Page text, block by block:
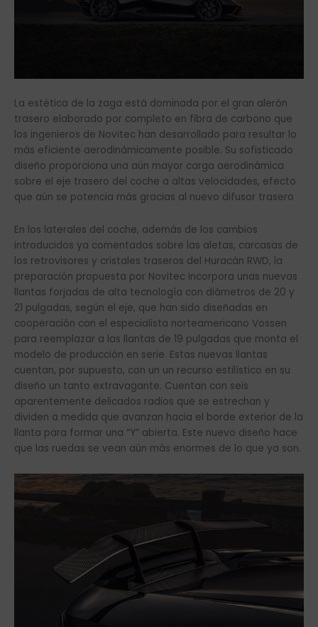
La estética de la zaga está dominada por el gran alerón
trasero elaborado por completo en fibra de carbono que
los ingenieros de Novitec han desarrollado para resultar lo
más eficiente aerodinámicamente posible. Su sofisticado
diseño proporciona una aún mayor carga aerodinámica
sobre el eje trasero del coche a altas velocidades, efecto
que aún se potencia más gracias al nuevo difusor trasero
En los laterales del coche, además de los cambios
introducidos ya comentados sobre las aletas, carcasas de
los retrovisores y cristales traseros del Huracán RWD, la
preparación propuesta por Novitec incorpora unas nuevas
llantas forjadas de alta tecnología con diámetros de 20 y
21 pulgadas, según el eje, que han sido diseñadas en
cooperación con el especialista norteamericano Vossen
para reemplazar a las llantas de 19 pulgadas que monta el
modelo de producción en serie. Estas nuevas llantas
cuentan, por supuesto, con un un recurso estilístico en su
diseño un tanto extravagante. Cuentan con seis
aparentemente delicados radios que se estrechan y
dividen a medida que avanzan hacia el borde exterior de la
llanta para formar una “Y” abierta. Este nuevo diseño hace
que las ruedas se vean aún más enormes de lo que ya son.